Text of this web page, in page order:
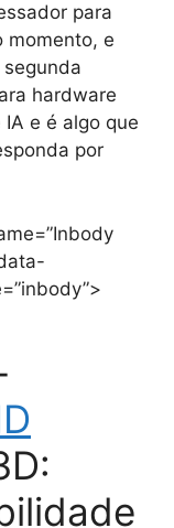
para
momento, e
hardware
e é algo que
por